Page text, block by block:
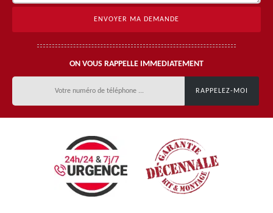
ON VOUS RAPPELLE IMMEDIATEMENT